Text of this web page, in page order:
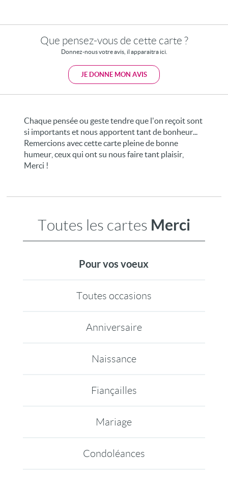
Que pensez-vous de cette carte ?
Donnez-nous votre avis, il apparaitra ici.
JE DONNE MON AVIS
Chaque pensée ou geste tendre que l'on reçoit sont
si importants et nous apportent tant de bonheur...
Remercions avec cette carte pleine de bonne
humeur, ceux qui ont su nous faire tant plaisir,
Merci !
Toutes les cartes Merci
Pour vos voeux
Toutes occasions
Anniversaire
Naissance
Fiançailles
Mariage
Condoléances